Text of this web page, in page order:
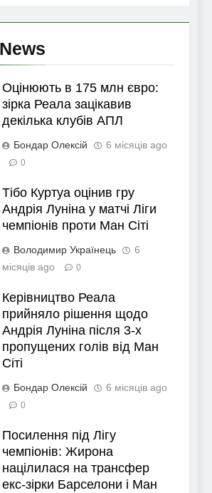
Оцінюють в 175 млн євро:
зірка Реала зацікавив
декілька клубів АПЛ
Бондар Олексій 6 місяців ago
0
Тібо Куртуа оцінив гру
Андрія Луніна у матчі Ліги
чемпіонів проти Ман Сіті
Володимир Українець
6
місяців ago
0
Керівництво Реала
прийняло рішення щодо
Андрія Луніна після 3-х
пропущених голів від Ман
Сіті
Бондар Олексій 6 місяців ago
0
Посилення під Лігу
чемпіонів: Жирона
націлилася на трансфер
екс-зірки Барселони і Ман